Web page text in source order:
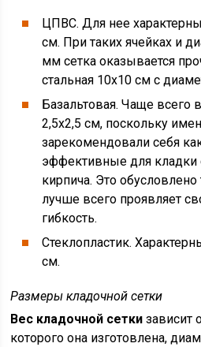
ЦПВС. Для нее
см. При таких ячейках и
мм сетка оказывается
стальная 10х10 см с
Базальтовая. Чаще всего
2,5х2,5 см, поскольку
зарекомендовали себя
эффективные для кладки
кирпича. Это обусловлено
лучше всего проявляет
гибкость.
Стеклопластик.
см.
Размеры кладочной сетки
Вес кладочной сетки зависит
которого она изготовлена,